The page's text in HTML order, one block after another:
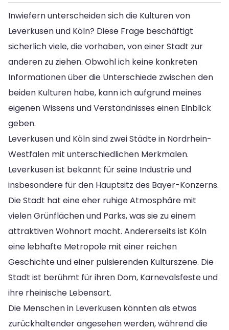
Inwiefern unterscheiden sich die Kulturen von
Leverkusen und Köln? Diese Frage beschäftigt
sicherlich viele, die vorhaben, von einer Stadt zur
anderen zu ziehen. Obwohl ich keine konkreten
Informationen über die Unterschiede zwischen den
beiden Kulturen habe, kann ich aufgrund meines
eigenen Wissens und Verständnisses einen Einblick
geben.
Leverkusen und Köln sind zwei Städte in Nordrhein-
Westfalen mit unterschiedlichen Merkmalen.
Leverkusen ist bekannt für seine Industrie und
insbesondere für den Hauptsitz des Bayer-Konzerns.
Die Stadt hat eine eher ruhige Atmosphäre mit
vielen Grünflächen und Parks, was sie zu einem
attraktiven Wohnort macht. Andererseits ist Köln
eine lebhafte Metropole mit einer reichen
Geschichte und einer pulsierenden Kulturszene. Die
Stadt ist berühmt für ihren Dom, Karnevalsfeste und
ihre rheinische Lebensart.
Die Menschen in Leverkusen könnten als etwas
zurückhaltender angesehen werden, während die